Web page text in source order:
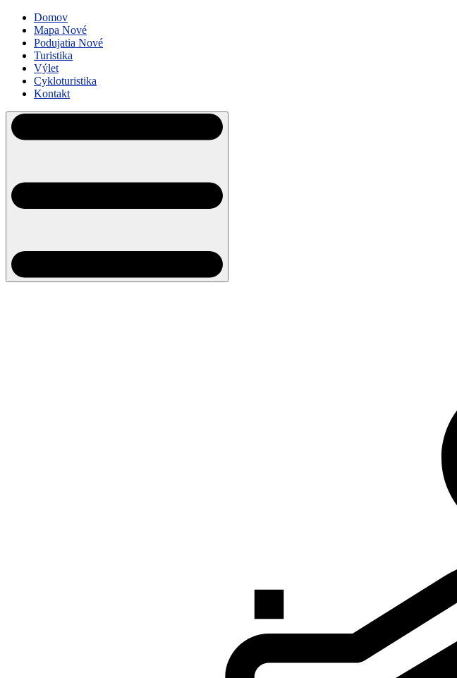
Domov
Mapa Nové
Podujatia Nové
Turistika
Výlet
Cykloturistika
Kontakt